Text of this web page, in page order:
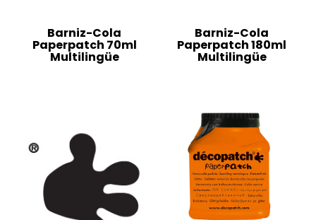
Barniz-Cola
Paperpatch 70ml
Multilingüe
Barniz-Cola
Paperpatch 180ml
Multilingüe